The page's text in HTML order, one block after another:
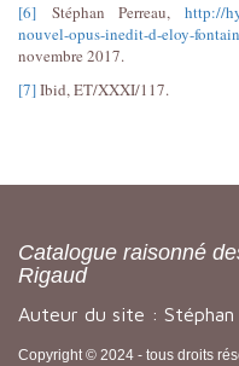
[6] Stéphan Perreau, http://
nouvel-opus-inedit-d-eloy-
novembre 2017.
[7]Ibid, ET/XXXI/117.
Catalogue raisonné
Rigaud
Auteur du site : Stéphan
Copyright © 2024 - tous droits